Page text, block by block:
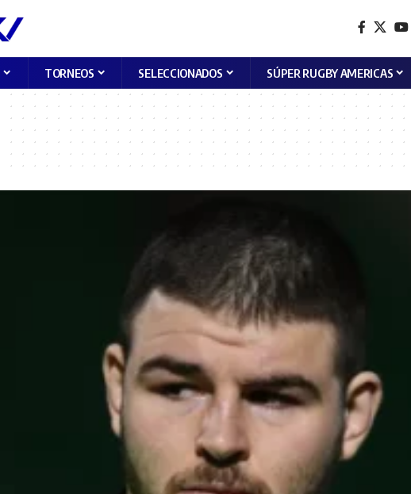
TORNEOS SELECCIONADOS SÚPER RUGBY AMERICAS